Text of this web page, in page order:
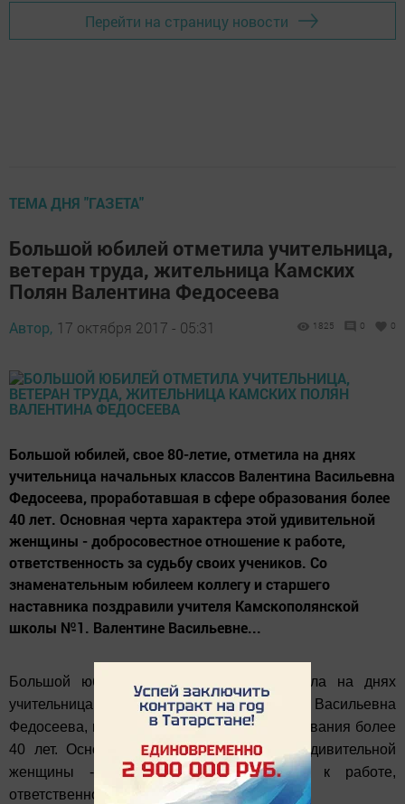
Перейти на страницу новости
ТЕМА ДНЯ "ГАЗЕТА"
Большой юбилей отметила учительница,
ветеран труда, жительница Камских
Полян Валентина Федосеева
Автор, 17 октября 2017 - 05:31 1825 0 0
Большой юбилей, свое 80-летие, отметила на днях
учительница начальных классов Валентина Васильевна
Федосеева, проработавшая в сфере образования более
40 лет. Основная черта характера этой удивительной
женщины - добросовестное отношение к работе,
ответственность за судьбу своих учеников. Со
знаменательным юбилеем коллегу и старшего
наставника поздравили учителя Камскополянской
школы №1. Валентине Васильевне...
Большой юбилей, свое 80-летие, отметила на днях
учительница начальных классов Валентина Васильевна
Федосеева, проработавшая в сфере образования более
40 лет. Основная черта характера этой удивительной
женщины - добросовестное отношение к работе,
ответственность за судьбу своих учеников.